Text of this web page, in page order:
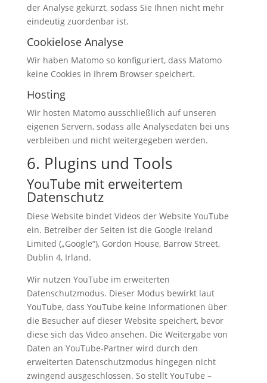
der Analyse gekürzt, sodass Sie Ihnen nicht mehr
eindeutig zuordenbar ist.
Cookielose Analyse
Wir haben Matomo so konfiguriert, dass Matomo
keine Cookies in Ihrem Browser speichert.
Hosting
Wir hosten Matomo ausschließlich auf unseren
eigenen Servern, sodass alle Analysedaten bei uns
verbleiben und nicht weitergegeben werden.
6. Plugins und Tools
YouTube mit erweitertem
Datenschutz
Diese Website bindet Videos der Website YouTube
ein. Betreiber der Seiten ist die Google Ireland
Limited („Google“), Gordon House, Barrow Street,
Dublin 4, Irland.
Wir nutzen YouTube im erweiterten
Datenschutzmodus. Dieser Modus bewirkt laut
YouTube, dass YouTube keine Informationen über
die Besucher auf dieser Website speichert, bevor
diese sich das Video ansehen. Die Weitergabe von
Daten an YouTube-Partner wird durch den
erweiterten Datenschutzmodus hingegen nicht
zwingend ausgeschlossen. So stellt YouTube –